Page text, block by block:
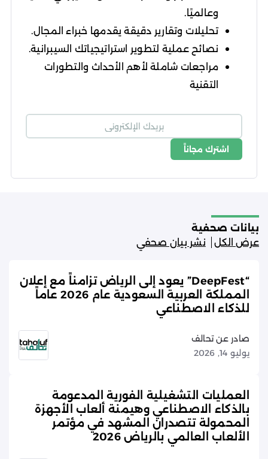
وعالميًا.
تحليلات وتقارير دقيقة يقدمها خبراء المجال.
نصائح عملية لتطوير استراتيجياتك السيبرانية.
مراجعات شاملة لأهم الأحداث والتطورات
التقنية
اشترك مجاناً
بيانات صحفية
عرض الكل
نشر بيان صحفي
“DeepFest” يعود إلى الرياض تزامناً مع إعلان
المملكة العربية السعودية عام 2026 عاماً
للذكاء الاصطناعي
صادر عن تحالف
يوليو 14, 2026
العمليات التشغيلية الفورية المدعومة
بالذكاء الاصطناعي وهيمنة ألعاب الأجهزة
المحمولة تتصدران المشهد في مؤتمر
الألعاب العالمي بالرياض 2026